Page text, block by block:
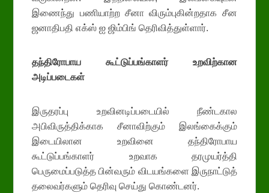
இணைந்து பணியாற்ற சீனா விரும்புகின்றதாக சீன
ஜனாதிபதி எக்ஸ் ஐ ஜிம்பிங் தெரிவித்துள்ளார்.
தந்திரோபாய கூட்டுப்பங்காளர் உறவிற்கான
அடிப்படைகள்
இருதரப்பு உறவினடிப்படையில் நீண்டகால
அபிவிருத்திக்காக சீனாவிற்கும் இலங்கைக்கும்
இடையிலான உறவினை தந்திரோபாய
கூட்டுப்பங்காளர் உறவாக தரமுயர்த்தி
பெருமைப்படுத்த பின்வரும் விடயங்களை இருநாட்டுத்
தலைவர்களும் தெரிவு செய்து கொண்டனர்.